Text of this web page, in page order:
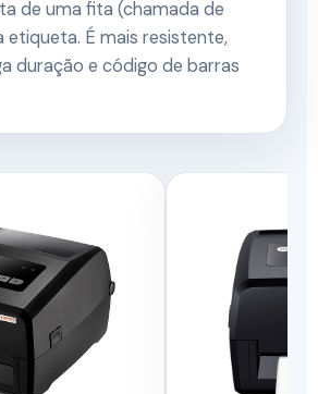
de uma fita (chamada de
etiqueta. É mais resistente,
duração e código de barras